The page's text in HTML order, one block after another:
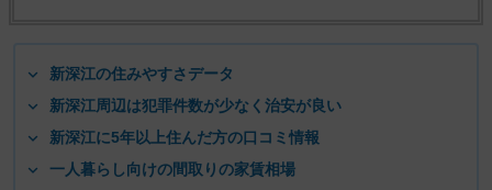
新深江の住みやすさデータ
新深江周辺は犯罪件数が少なく治安が良い
新深江に5年以上住んだ方の口コミ情報
一人暮らし向けの間取りの家賃相場